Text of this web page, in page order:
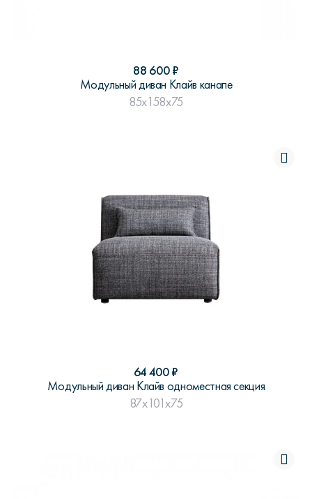
88 600₽
Модульный диван Клайв канапе
85x158x75
64 400₽
Модульный диван Клайв одноместная секция
87x101x75